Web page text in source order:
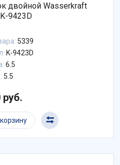
двойной Wasserkraft
9423D
5339
K-9423D
6.5
5.5
руб.